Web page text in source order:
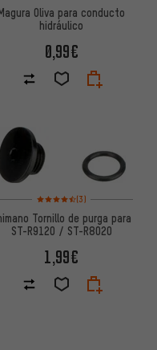
Oliva para conducto
hidráulico
0,99€
7 reseñas
Valoración media: 4,5 de 5
(3)
Tornillo de purga para
ST-R9120 / ST-R8020
1,99€